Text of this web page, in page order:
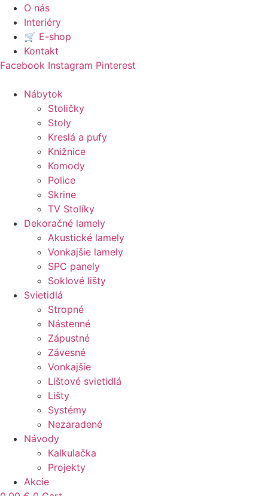
O nás
Interiéry
🛒 E-shop
Kontakt
Facebook Instagram Pinterest
Nábytok
Stoličky
Stoly
Kreslá a pufy
Knižnice
Komody
Police
Skrine
TV Stolíky
Dekoračné lamely
Akustické lamely
Vonkajšie lamely
SPC panely
Soklové lišty
Svietidlá
Stropné
Nástenné
Zápustné
Závesné
Vonkajšie
Lištové svietidlá
Lišty
Systémy
Nezaradené
Návody
Kalkulačka
Projekty
Akcie